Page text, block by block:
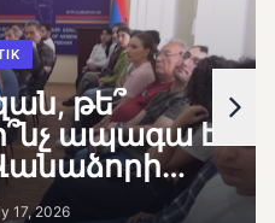
թե՞
ապագա է
լճին
17, 2026